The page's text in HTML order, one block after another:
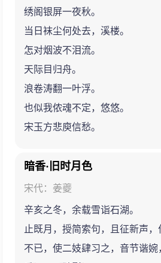
绣阁银屏一夜秋。
当日袜尘何处去，溪楼。
怎对烟波不泪流。
天际目归舟。
浪卷涛翻一叶浮。
也似我侬魂不定，悠悠。
宋玉方悲庾信愁。
暗香·旧时月色
宋代：姜夔
辛亥之冬，余载雪诣石湖。
止既月，授简索句，且征新声
不已，使二妓肆习之，音节谐